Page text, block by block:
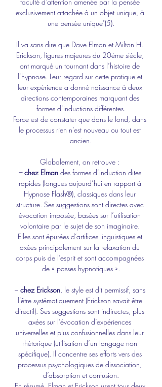
exclusivement attachée à un objet unique, à
une pensée unique"(5).
Il va sans dire que Dave Elman et Milton H.
Erickson, figures majeures du 20ème siècle,
ont marqué un tournant dans l’histoire de
l’hypnose. Leur regard sur cette pratique et
leur expérience a donné naissance à deux
directions contemporaines marquant des
formes d’inductions différentes.
Force est de constater que dans le fond, dans
le processus rien n’est nouveau ou tout est
ancien.
Globalement, on retrouve :
– chez Elman des formes d’induction dites
rapides (longues aujourd’hui en rapport à
Hypnose Flash®), classiques dans leur
structure. Ses suggestions sont directes avec
évocation imposée, basées sur l’utilisation
volontaire par le sujet de son imaginaire.
Elles sont épurées d’artifices linguistiques et
axées principalement sur la relaxation du
corps puis de l’esprit et sont accompagnées
de « passes hypnotiques ».
– chez Erickson, le style est dit permissif, sans
l’être systématiquement (Erickson savait être
directif). Ses suggestions sont indirectes, plus
axées sur l’évocation d’expériences
universelles et plus confusionnelles dans leur
rhétorique (utilisation d’un langage non
spécifique). Il concentre ses efforts vers des
processus psychologiques de dissociation,
d’absorption et confusion.